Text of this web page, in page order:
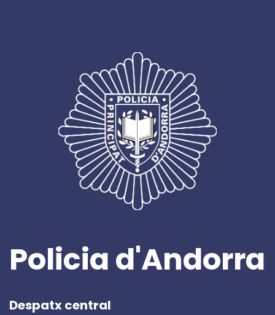
Policia d'Andorra
Despatx central